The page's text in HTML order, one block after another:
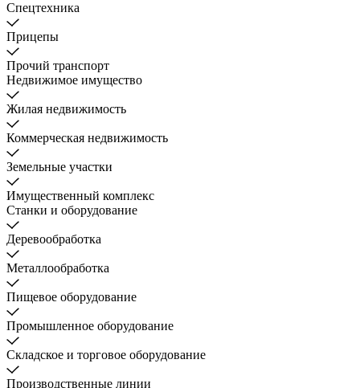
Спецтехника
Прицепы
Прочий транспорт
Недвижимое имущество
Жилая недвижимость
Коммерческая недвижимость
Земельные участки
Имущественный комплекс
Станки и оборудование
Деревообработка
Металлообработка
Пищевое оборудование
Промышленное оборудование
Складское и торговое оборудование
Производственные линии